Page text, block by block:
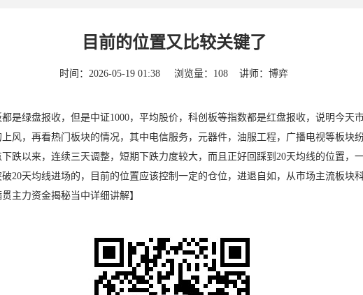
目前的位置又比较关键了
时间：2026-05-19 01:38 浏览量： 108 讲师：博弈
是绿盘报收，但是中证1000，平均股价，科创板等指数都是红盘报收，说明今
风，再看热门板块的情况，其中电信服务，元器件，油服工程，广播电视等板
跌以来，连续三天调整，短期下跌力度较大，而且正好回踩到20天均线的位置，
20天均线进场的，目前的位置应该控制一定的仓位，进退自如，从市场主流板
主力资金揭秘当中详细讲解】